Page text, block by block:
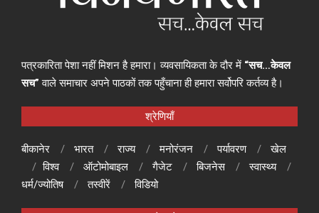
पत्रकारिता पेशा नहीं मिशन है हमारा। व्यवसायिकता के दौर में “सच…केवल
सच” वाले समाचार अपने पाठकों तक पहुँचाना ही हमारा सर्वोपरि कर्तव्य है।
श्रेणियाँ
बीकानेर भारत राज्य मनोरंजन पर्यावरण
खेल
विश्व
ऑटोमोबाइल गैजेट बिजनेस
स्वास्थ्य
धर्म/ज्योतिष
तस्वीरें विडियो